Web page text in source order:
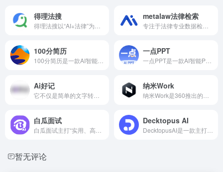
得理法搜 metalaw法律检索
100分简历 一点PPT
Ai好记 纳米Work
白瓜面试 Decktopus AI
暂无评论